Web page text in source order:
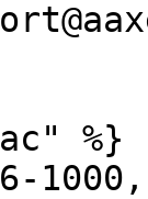
%}
1000,